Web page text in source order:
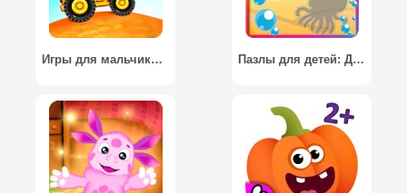
Игры для мальчиков: машинки для детей, конструктор Пазлы для детей: Детские рыбки / Toddler puzzle: Baby fishes